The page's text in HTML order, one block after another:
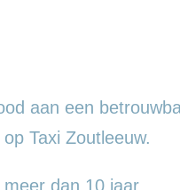
aan een
Taxi Zoutleeuw.
dan 10 jaar